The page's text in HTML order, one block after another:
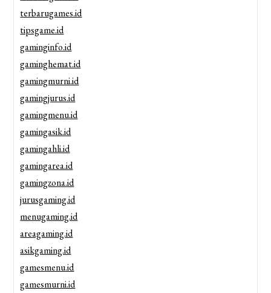
terbarugames.id
tipsgame.id
gaminginfo.id
gaminghemat.id
gamingmurni.id
gamingjurus.id
gamingmenu.id
gamingasik.id
gamingahli.id
gamingarea.id
gamingzona.id
jurusgaming.id
menugaming.id
areagaming.id
asikgaming.id
gamesmenu.id
gamesmurni.id